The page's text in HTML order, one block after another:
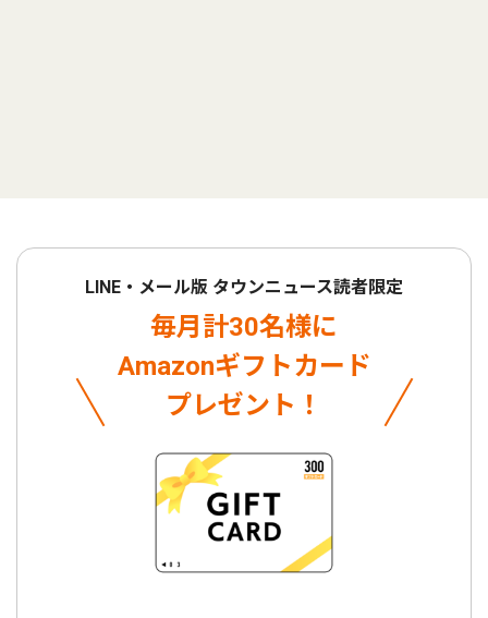
LINE・メール版 タウンニュース読者限定
毎月計30名様に
Amazonギフトカード
プレゼント！